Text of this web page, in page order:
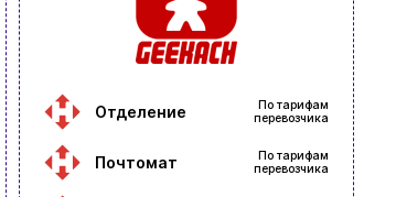
Отделение
По тарифам
перевозчика
Почтомат
По тарифам
перевозчика